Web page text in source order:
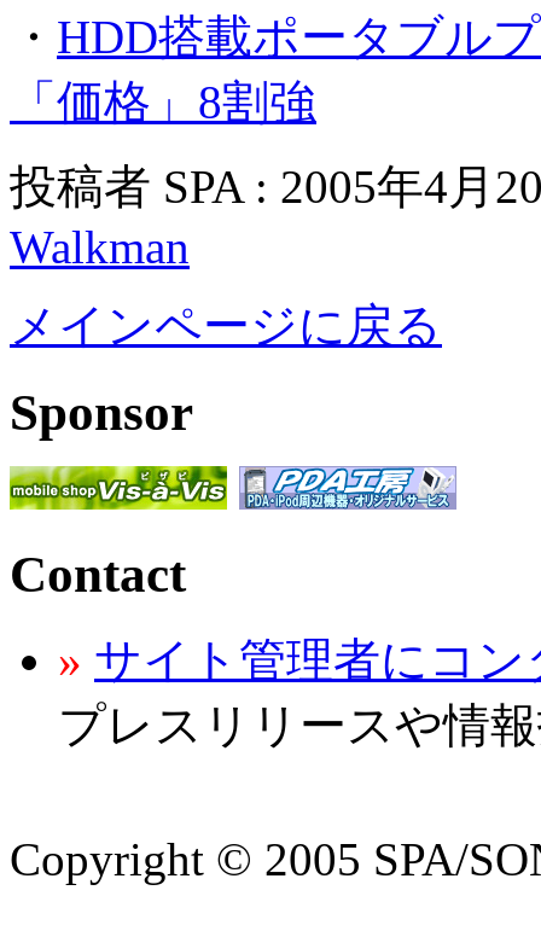
・ HDD搭載ポータブル
「価格」8割強
投稿者 SPA : 2005年4月
Walkman
メインページに戻る
Sponsor
Contact
» サイト管理者にコン
プレスリリースや情
Copyright © 2005 SPA/